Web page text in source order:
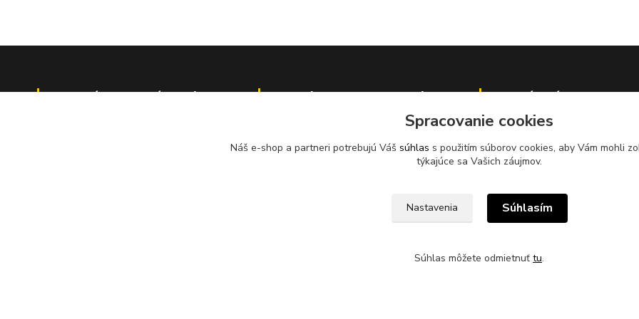
Informácie pre zákazníkov Spätný odber pneumatík
Spoločnosť AXUS, s.r.o. zabezpečuje
pneumatík v sídle spoločnosti na ul.
Kde nás nájdete?
96501 Žiar nad Hronom
cesty pri motoreste Ladomer
stavebninami Garaj a COOP
Spracovanie cookies
Náš e-shop a partneri potrebujú Váš súhlas s použitím súborov cookies, aby Vám mohli
týkajúce sa Vašich záujmov.
Nastavenia Súhlasím
Súhlas môžete odmietnuť tu.